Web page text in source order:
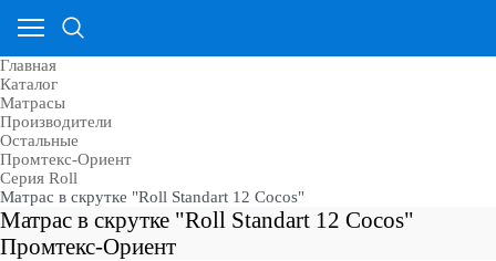
Главная
Каталог
Матрасы
Производители
Остальные
Промтекс-Ориент
Cерия Roll
Матрас в скрутке "Roll Standart 12 Cocos"
Матрас в скрутке "Roll Standart 12 Cocos"
Промтекс-Ориент